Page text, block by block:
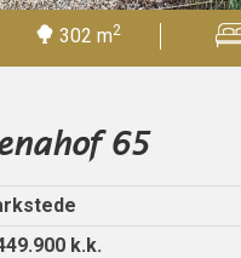
302 m2
65
k.k.